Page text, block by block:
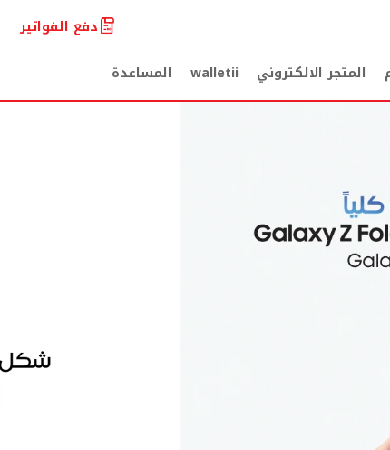
دفع الفواتير
المتجر الالكتروني walletii المساعدة